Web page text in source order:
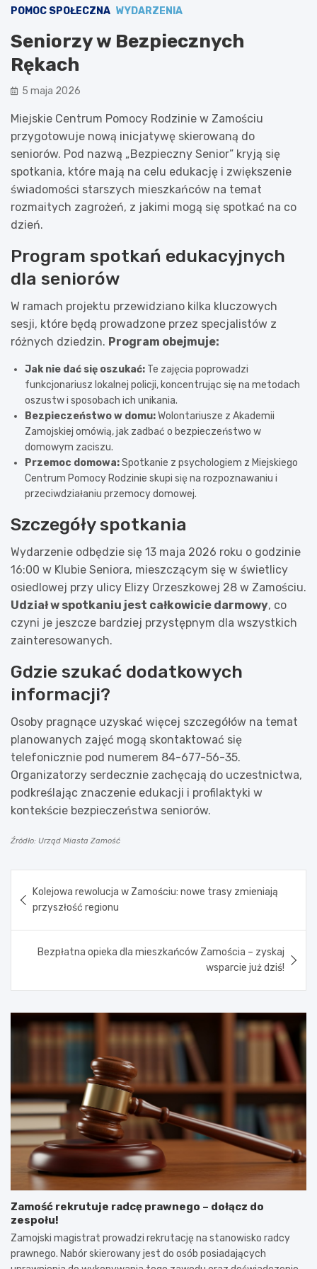
POMOC SPOŁECZNA WYDARZENIA
Seniorzy w Bezpiecznych
Rękach
5 maja 2026
Miejskie Centrum Pomocy Rodzinie w Zamościu
przygotowuje nową inicjatywę skierowaną do
seniorów. Pod nazwą „Bezpieczny Senior” kryją się
spotkania, które mają na celu edukację i zwiększenie
świadomości starszych mieszkańców na temat
rozmaitych zagrożeń, z jakimi mogą się spotkać na co
dzień.
Program spotkań edukacyjnych
dla seniorów
W ramach projektu przewidziano kilka kluczowych
sesji, które będą prowadzone przez specjalistów z
różnych dziedzin. Program obejmuje:
Jak nie dać się oszukać: Te zajęcia poprowadzi
funkcjonariusz lokalnej policji, koncentrując się na metodach
oszustw i sposobach ich unikania.
Bezpieczeństwo w domu:Wolontariusze z Akademii
Zamojskiej omówią, jak zadbać o bezpieczeństwo w
domowym zaciszu.
Przemoc domowa:Spotkanie z psychologiem z Miejskiego
Centrum Pomocy Rodzinie skupi się na rozpoznawaniu i
przeciwdziałaniu przemocy domowej.
Szczegóły spotkania
Wydarzenie odbędzie się 13 maja 2026 roku o godzinie
16:00 w Klubie Seniora, mieszczącym się w świetlicy
osiedlowej przy ulicy Elizy Orzeszkowej 28 w Zamościu.
Udział w spotkaniu jest całkowicie darmowy, co
czyni je jeszcze bardziej przystępnym dla wszystkich
zainteresowanych.
Gdzie szukać dodatkowych
informacji?
Osoby pragnące uzyskać więcej szczegółów na temat
planowanych zajęć mogą skontaktować się
telefonicznie pod numerem 84-677-56-35.
Organizatorzy serdecznie zachęcają do uczestnictwa,
podkreślając znaczenie edukacji i profilaktyki w
kontekście bezpieczeństwa seniorów.
Źródło: Urząd Miasta Zamość
wpisu
Kolejowa rewolucja w Zamościu: nowe trasy zmieniają
przyszłość regionu
Bezpłatna opieka dla mieszkańców Zamościa – zyskaj
wsparcie już dziś!
Zamość rekrutuje radcę prawnego – dołącz do
zespołu!
Zamojski magistrat prowadzi rekrutację na stanowisko radcy
prawnego. Nabór skierowany jest do osób posiadających